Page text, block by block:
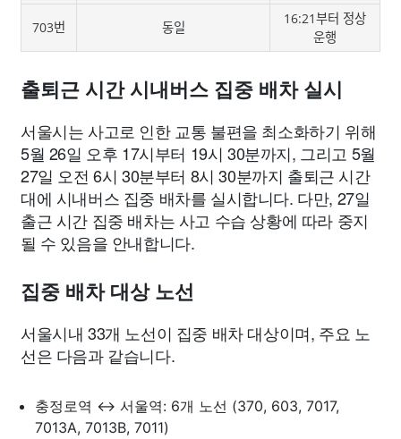
703번 동일
16:21부터 정상
운행
출퇴근 시간 시내버스 집중 배차 실시
서울시는 사고로 인한 교통 불편을 최소화하기 위해
5월 26일 오후 17시부터 19시 30분까지, 그리고 5월
27일 오전 6시 30분부터 8시 30분까지 출퇴근 시간
대에 시내버스 집중 배차를 실시합니다. 다만, 27일
출근 시간 집중 배차는 사고 수습 상황에 따라 중지
될 수 있음을 안내합니다.
집중 배차 대상 노선
서울시내 33개 노선이 집중 배차 대상이며, 주요 노
선은 다음과 같습니다.
충정로역 ↔ 서울역: 6개 노선 (370, 603, 7017,
7013A, 7013B, 7011)